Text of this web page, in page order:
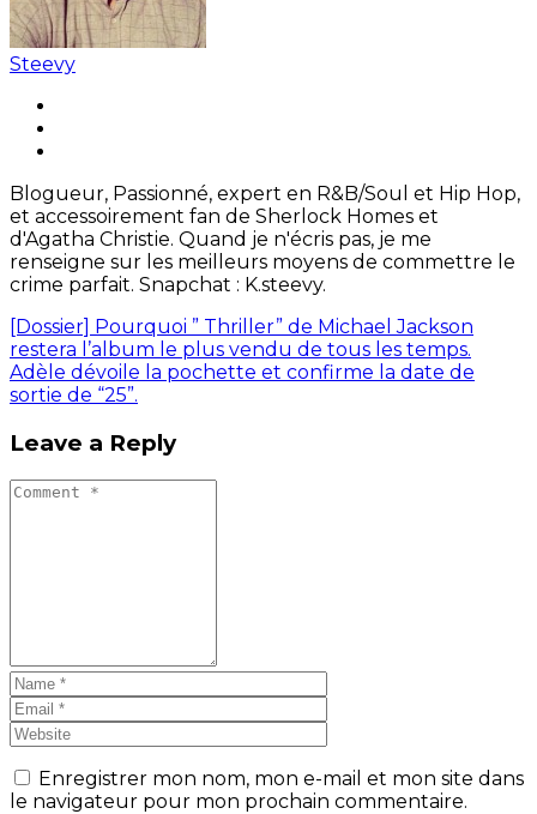
Steevy
Blogueur, Passionné, expert en R&B/Soul et Hip Hop,
et accessoirement fan de Sherlock Homes et
d'Agatha Christie. Quand je n'écris pas, je me
renseigne sur les meilleurs moyens de commettre le
crime parfait. Snapchat : K.steevy.
[Dossier] Pourquoi ” Thriller” de Michael Jackson
restera l’album le plus vendu de tous les temps.
Adèle dévoile la pochette et confirme la date de
sortie de “25”.
Leave a Reply
Enregistrer mon nom, mon e-mail et mon site dans
le navigateur pour mon prochain commentaire.